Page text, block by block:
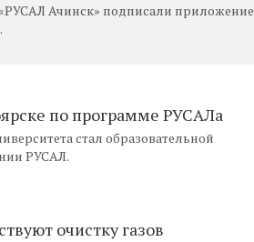
Ачинск» подписали приложение
по программе РУСАЛа
стал образовательной
РУСАЛ.
очистку газов